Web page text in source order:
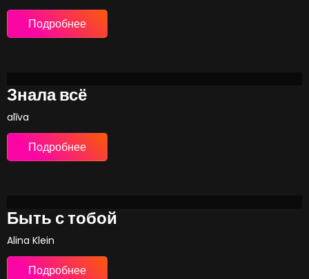
Подробнее
Знала всё
alīva
Подробнее
Быть с тобой
Alina Klein
Подробнее